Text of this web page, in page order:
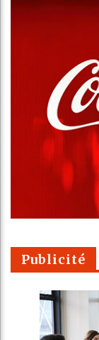
Publicité